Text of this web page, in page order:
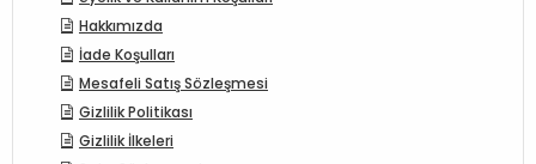
Hakkımızda
İade Koşulları
Mesafeli Satış Sözleşmesi
Gizlilik Politikası
Gizlilik İlkeleri